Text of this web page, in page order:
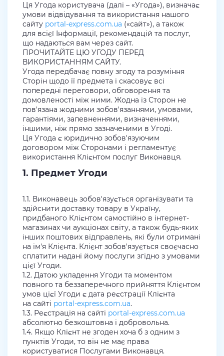
Ця Угода користувача (далі – «Угода»), визначає
умови відвідування та використання нашого
сайту portal-express.com.ua («сайт»), а також
для всієї Інформації, рекомендацій та послуг,
що надаються вам через сайт.
ПРОЧИТАЙТЕ ЦЮ УГОДУ ПЕРЕД
ВИКОРИСТАННЯМ САЙТУ.
Угода передбачає повну згоду та розуміння
Сторін щодо її предмета і скасовує всі
попередні переговори, обговорення та
домовленості між ними. Жодна із Сторон не
пов'язана жодними зобов'язаннями, умовами,
гарантіями, запевненнями, визначеннями,
іншими, ніж прямо зазначеними в Угоді.
Ця Угода є юридично зобов'язуючим
договором між Сторонами і регламентує
використання Клієнтом послуг Виконавця.
1. Предмет Угоди
1.1. Виконавець зобов'язується організувати та
здійснити доставку товару в Україну,
придбаного Клієнтом самостійно в інтернет-
магазинах чи аукціонах світу, а також будь-яких
інших поштових відправлень, які були отримані
на ім'я Клієнта. Клієнт зобов'язується своєчасно
сплатити надані йому послуги згідно з умовами
цієї Угоди.
1.2. Датою укладення Угоди та моментом
повного та беззаперечного прийняття Клієнтом
умов цієї Угоди є дата реєстрації Клієнта
на сайті portal-express.com.ua.
1.3. Реєстрація на сайті portal-express.com.ua
абсолютно безкоштовна і добровольна.
1.4. Якщо Клієнт не згоден хоча б з одним з
пунктів Угоди, то він не має права
користуватися Послугами Виконавця.